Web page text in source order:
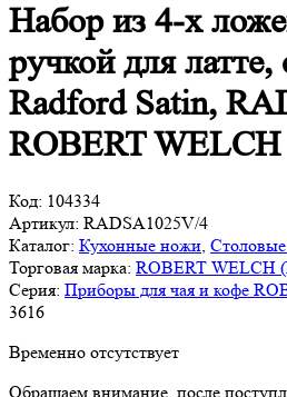
Набор из 4-х
ручкой для латте,
Radford Satin,
ROBERT WELCH
Код: 104334
Артикул: RADSA1025V/4
Каталог: Кухонные ножи
Торговая марка: ROBERT WELCH
Серия: Приборы для чая и кофе
3616
Временно отсутствует
Обращаем внимание, после